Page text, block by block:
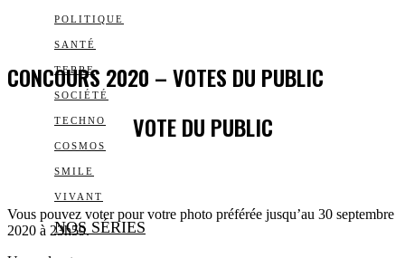
POLITIQUE
SANTÉ
TERRE
SOCIÉTÉ
TECHNO
COSMOS
SMILE
VIVANT
NOS SÉRIES
CONCOURS 2020 – VOTES DU PUBLIC
VOTE DU PUBLIC
Vous pouvez voter pour votre photo préférée jusqu’au 30 septembre
2020 à 23h59.